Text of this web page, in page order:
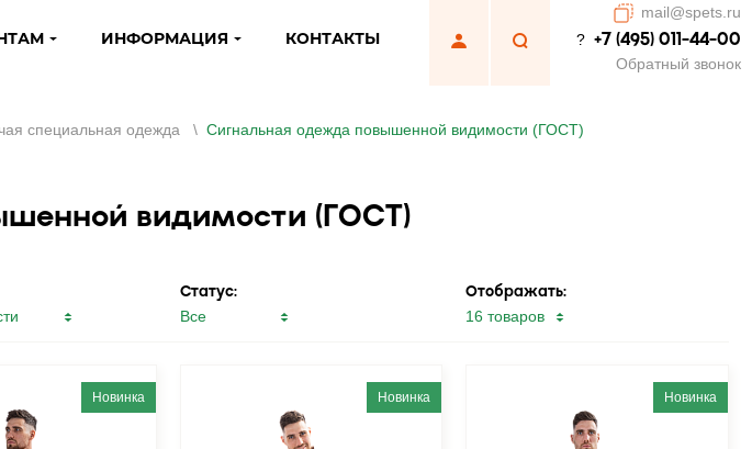
ИНФОРМАЦИЯ КОНТАКТЫ
mail@spets.ru
? +7 (495) 011-44-00
Обратный звонок
специальная одежда \ Сигнальная одежда повышенной видимости (ГОСТ)
видимости (ГОСТ)
Статус: Отображать:
Новинка Новинка Новинка